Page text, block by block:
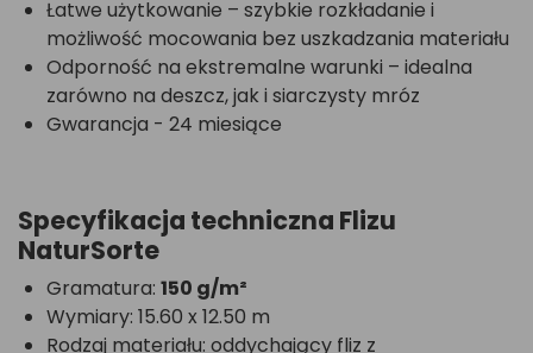
Łatwe użytkowanie – szybkie rozkładanie i
możliwość mocowania bez uszkadzania materiału
Odporność na ekstremalne warunki – idealna
zarówno na deszcz, jak i siarczysty mróz
Gwarancja - 24 miesiące
Specyfikacja techniczna Flizu
NaturSorte
Gramatura: 150 g/m²
Wymiary: 15.60 x 12.50 m
Rodzaj materiału: oddychający fliz z